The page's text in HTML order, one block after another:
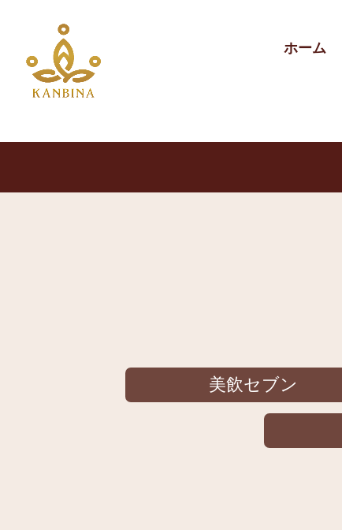
ホーム
美飲セブン